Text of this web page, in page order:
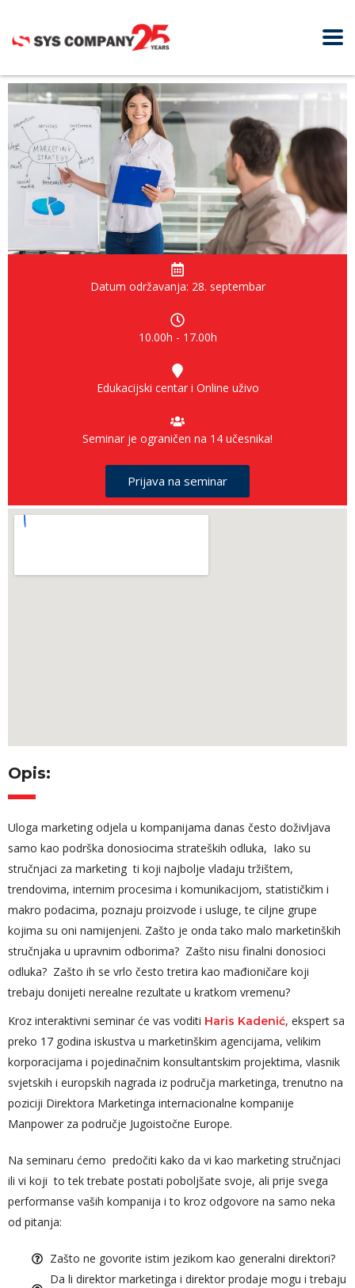
Datum održavanja: 28. septembar
10.00h - 17.00h
Edukacijski centar i Online uživo
Seminar je ograničen na 14 učesnika!
Prijava na seminar
Opis:
Uloga marketing odjela u kompanijama danas često doživljava
samo kao podrška donosiocima strateških odluka, Iako su
stručnjaci za marketing ti koji najbolje vladaju tržištem,
trendovima, internim procesima i komunikacijom, statističkim i
makro podacima, poznaju proizvode i usluge, te ciljne grupe
kojima su oni namijenjeni. Zašto je onda tako malo marketinških
stručnjaka u upravnim odborima? Zašto nisu finalni donosioci
odluka? Zašto ih se vrlo često tretira kao mađioničare koji
trebaju donijeti nerealne rezultate u kratkom vremenu?
Kroz interaktivni seminar će vas voditi Haris Kadenić, ekspert sa
preko 17 godina iskustva u marketinškim agencijama, velikim
korporacijama i pojedinačnim konsultantskim projektima, vlasnik
svjetskih i europskih nagrada iz područja marketinga, trenutno na
poziciji Direktora Marketinga internacionalne kompanije
Manpower za područje Jugoistočne Europe.
Na seminaru ćemo predočiti kako da vi kao marketing stručnjaci
ili vi koji to tek trebate postati poboljšate svoje, ali prije svega
performanse vaših kompanija i to kroz odgovore na samo neka
od pitanja:
Zašto ne govorite istim jezikom kao generalni direktori?
Da li direktor marketinga i direktor prodaje mogu i trebaju